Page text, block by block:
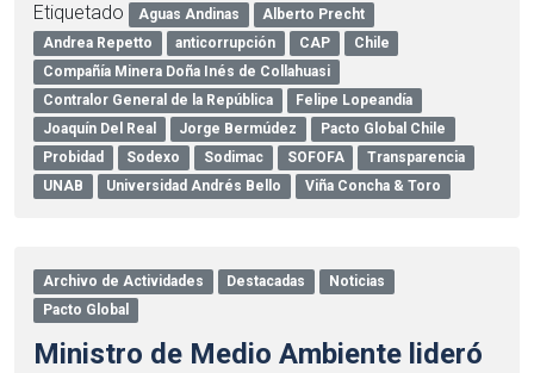
Etiquetado Aguas Andinas
Alberto Precht
Andrea Repetto
anticorrupción CAP
Chile
Compañía Minera Doña Inés de Collahuasi
Contralor General de la República
Felipe Lopeandía
Joaquín Del Real
Jorge Bermúdez
Pacto Global Chile
Probidad
Sodexo Sodimac SOFOFA
Transparencia
UNAB
Universidad Andrés Bello Viña Concha & Toro
Archivo de Actividades Destacadas
Noticias
Pacto Global
Ministro de Medio Ambiente lideró